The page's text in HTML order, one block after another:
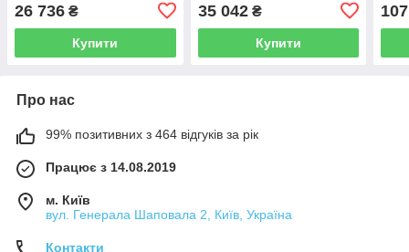
26 736 ₴
Купити
35 042₴
Купити
Про нас
99% позитивних з 464 відгуків за рік
Працює з 14.08.2019
м. Київ
вул. Генерала Шаповала 2, Київ, Україна
Контакти